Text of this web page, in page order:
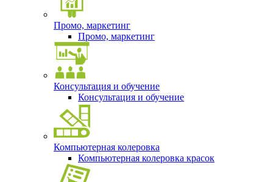
Промо, маркетинг
Промо, маркетинг
Консультация и обучение
Консультация и обучение
Компьютерная колеровка
Компьютерная колеровка красок